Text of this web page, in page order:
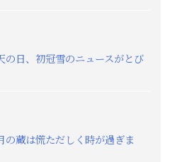
日、初冠雪のニュースがとび
蔵は慌ただしく時が過ぎま